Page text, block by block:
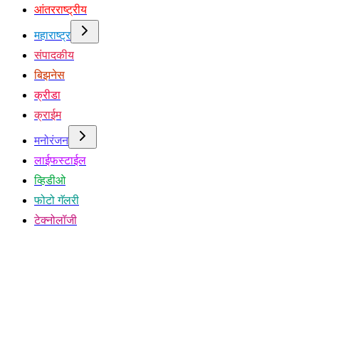
आंतरराष्ट्रीय
महाराष्ट्र
संपादकीय
बिझनेस
क्रीडा
क्राईम
मनोरंजन
लाईफस्टाईल
व्हिडीओ
फोटो गॅलरी
टेक्नोलॉजी